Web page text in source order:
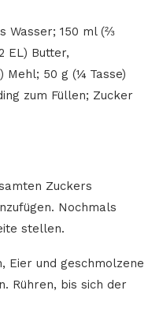
Wasser; 150 ml (⅔
EL) Butter,
Mehl; 50 g (¼ Tasse)
zum Füllen; Zucker
Zuckers
Nochmals
stellen.
Eier und geschmolzene
Rühren, bis sich der